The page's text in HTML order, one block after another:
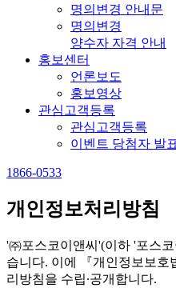
명의변경 안내문
명의변경
양수자 자격 안내
홍보센터
언론보도
홍보영상
관심고객등록
관심고객등록
이벤트 당첨자 발
1866-0533
개인정보처리방침
'㈜포스코이앤씨'(이하 '포스
습니다. 이에 『개인정보보호
리방침을 수립∙공개합니다.